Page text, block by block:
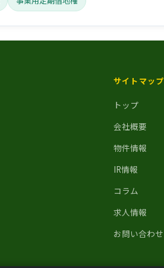
サイトマップ
トップ
会社概要
物件情報
IR情報
コラム
求人情報
お問い合わせ